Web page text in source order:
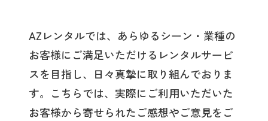
AZレンタルでは、あらゆるシーン・業種の
お客様にご満足いただけるレンタルサービ
スを目指し、日々真摯に取り組んでおりま
す。こちらでは、実際にご利用いただいた
お客様から寄せられたご感想やご意見をご